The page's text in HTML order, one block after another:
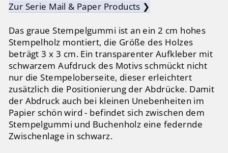
Zur Serie Mail & Paper Products ❯
Das graue Stempelgummi ist an ein 2 cm hohes
Stempelholz montiert, die Größe des Holzes
beträgt 3 x 3 cm. Ein transparenter Aufkleber mit
schwarzem Aufdruck des Motivs schmückt nicht
nur die Stempeloberseite, dieser erleichtert
zusätzlich die Positionierung der Abdrücke. Damit
der Abdruck auch bei kleinen Unebenheiten im
Papier schön wird - befindet sich zwischen dem
Stempelgummi und Buchenholz eine federnde
Zwischenlage in schwarz.